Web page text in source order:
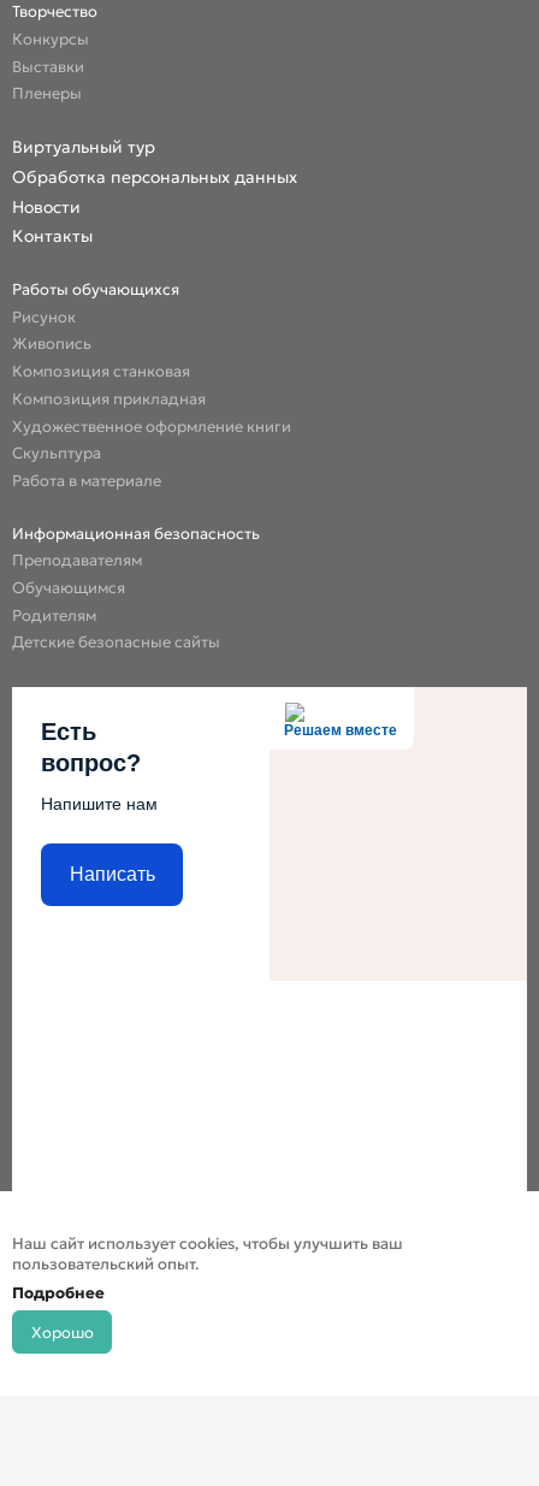
Творчество
Конкурсы
Выставки
Пленеры
Виртуальный тур
Обработка персональных данных
Новости
Контакты
Работы обучающихся
Рисунок
Живопись
Композиция станковая
Композиция прикладная
Художественное оформление книги
Скульптура
Работа в материале
Информационная безопасность
Преподавателям
Обучающимся
Родителям
Детские безопасные сайты
Решаем вместе
Есть
вопрос?
Напишите нам
Написать
Наш сайт использует cookies, чтобы улучшить ваш
пользовательский опыт.
Подробнее
Хорошо